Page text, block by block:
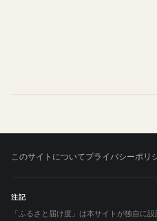
このサイトについてプライバシーポリ
注記
「ふるさと届け度」は本サイトが独自に